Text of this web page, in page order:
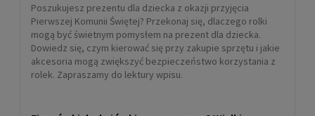
różowe)
69,00 zł
DO KOSZYKA
Poszukujesz prezentu dla dziecka z okazji przyjęcia
Pierwszej Komunii Świętej? Przekonaj się, dlaczego rolki
mogą być świetnym pomysłem na prezent dla dziecka.
Dowiedz się, czym kierować się przy zakupie sprzętu i jakie
akcesoria mogą zwiększyć bezpieczeństwo korzystania z
rolek. Zapraszamy do lektury wpisu.